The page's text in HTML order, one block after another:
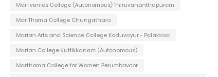
Mar Ivanios College (Autonomous) Thiruvananthapuram
Mar Thoma College Chungathara
Marian Arts and Science College Koduvayur - Palakkad
Marian College Kuttikkanam (Autonomous)
Marthoma College for Women Perumbavoor